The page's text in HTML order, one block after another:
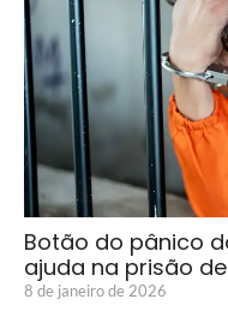
Botão do pânico
ajuda na prisão
8 de janeiro de 2026